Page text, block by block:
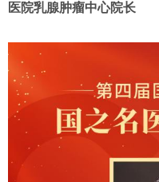
医院乳腺肿瘤中心院长